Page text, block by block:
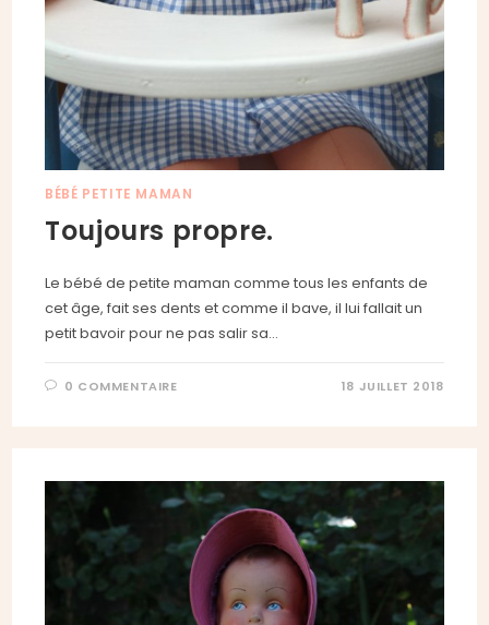
BÉBÉ PETITE MAMAN
Toujours propre.
Le bébé de petite maman comme tous les enfants de
cet âge, fait ses dents et comme il bave, il lui fallait un
petit bavoir pour ne pas salir sa…
0 COMMENTAIRE 18 JUILLET 2018